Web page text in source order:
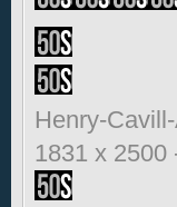
Henry-
1831 x 2500